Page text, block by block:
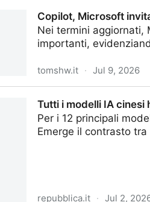
Copilot, Microsoft
Nei termini aggiornati,
importanti,
tomshw.it · Jul 9, 2026
Tutti i modelli IA
Per i 12 principali
Emerge il contrasto
repubblica.it · Jul 2,